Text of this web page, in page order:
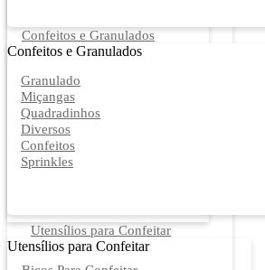
Confeitos e Granulados
Confeitos e Granulados
Granulado
Miçangas
Quadradinhos
Diversos
Confeitos
Sprinkles
Utensílios para Confeitar
Utensílios para Confeitar